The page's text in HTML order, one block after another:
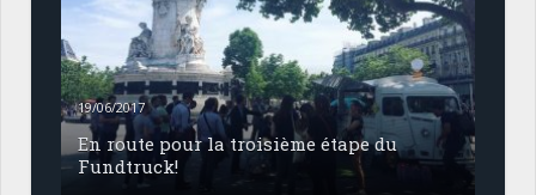
19/06/2017
En route pour la troisième étape du
Fundtruck!